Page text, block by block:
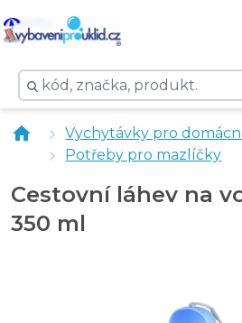
PURLOV Podložka pod misku
Automatický dávkovač krmiva
Antistresová olizovací podložka
Cestovní láhev na vodu pro psy
Vychytávky pro
Potřeby pro mazlíčky
Cestovní láhev na
350 ml